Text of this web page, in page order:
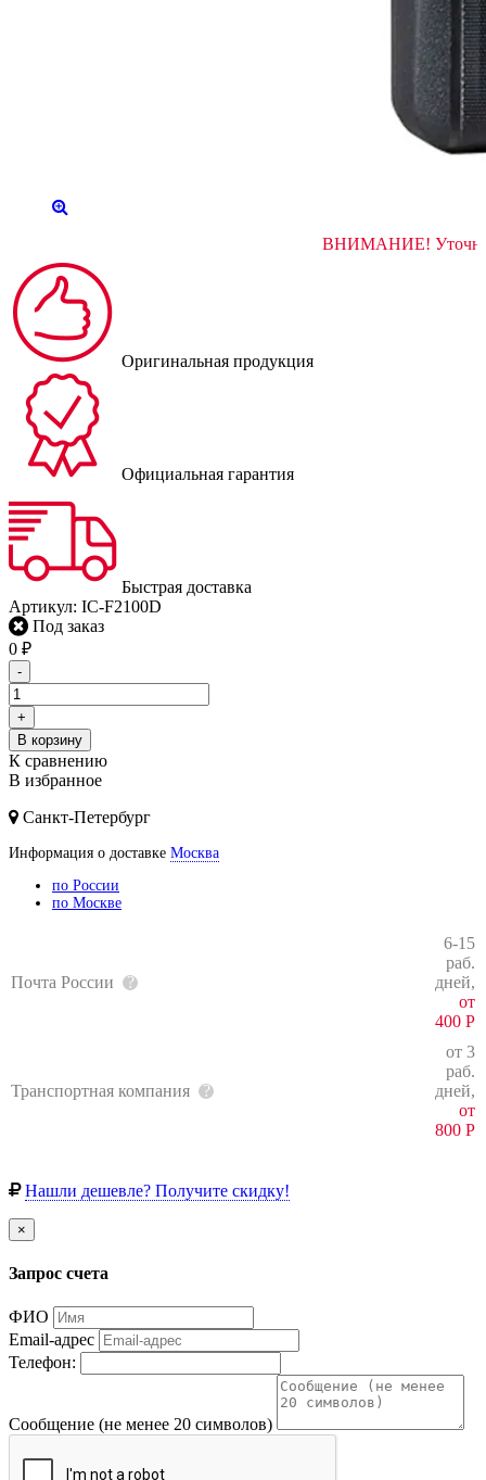
Оригинальная продукция
Официальная гарантия
Быстрая доставка
Артикул: IC-F2100D
Под заказ
0 ₽
-
+
В корзину
К сравнению
В избранное
Санкт-Петербург
Информация о доставке Москва
по России
по Москве
Почта России
6-15
раб.
дней,
от
400 Р
Транспортная компания
от 3
раб.
дней,
от
800 Р
Нашли дешевле? Получите скидку!
×
Запрос счета
ФИО
Email-адрес
Телефон:
Сообщение (не менее 20 символов)